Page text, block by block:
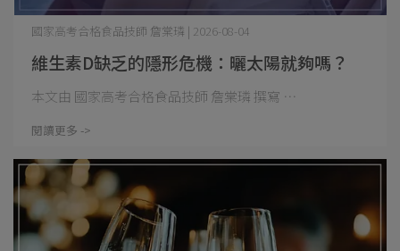
維生素D缺乏的隱形危機：曬太陽就夠嗎？
國家高考合格食品技師 詹棠璘 | 2026-08-04
本文由 國家高考合格食品技師 詹棠璘 撰寫 ⋯
閱讀更多 ->